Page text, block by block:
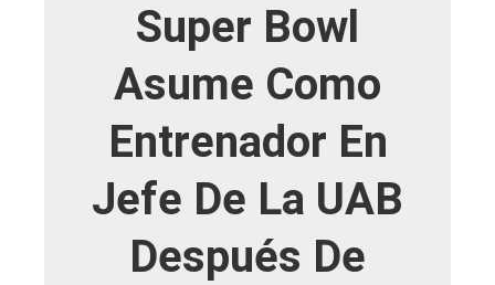
Super Bowl
Asume Como
Entrenador En
Jefe De La UAB
Después De